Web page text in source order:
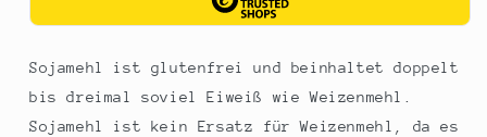
Sojamehl ist glutenfrei und beinhaltet doppelt
bis dreimal soviel Eiweiß wie Weizenmehl.
Sojamehl ist kein Ersatz für Weizenmehl, da es